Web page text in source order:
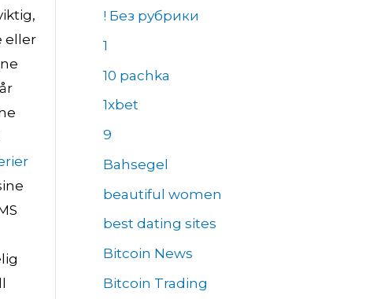
eller
! Без рубрики
1
10 pachka
1xbet
9
Bahsegel
beautiful women
best dating sites
Bitcoin News
Bitcoin Trading